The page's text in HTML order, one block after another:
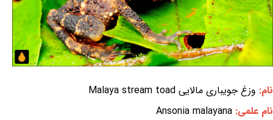
نام: وزغ جویباری مالایی Malaya stream toad
نام علمی: Ansonia malayana